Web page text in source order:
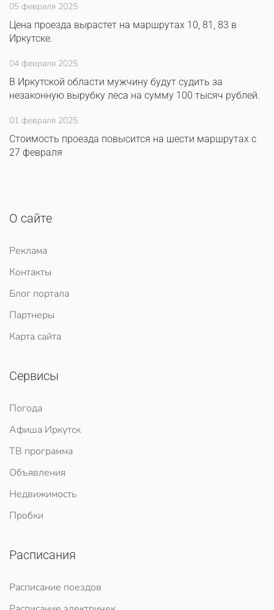
05 февраля 2025
Цена проезда вырастет на маршрутах 10, 81, 83 в
Иркутске.
04 февраля 2025
В Иркутской области мужчину будут судить за
незаконную вырубку леса на сумму 100 тысяч рублей.
01 февраля 2025
Стоимость проезда повысится на шести маршрутах с
27 февраля
О сайте
Реклама
Контакты
Блог портала
Партнеры
Карта сайта
Сервисы
Погода
Афиша Иркутск
ТВ программа
Объявления
Недвижимость
Пробки
Расписания
Расписание поездов